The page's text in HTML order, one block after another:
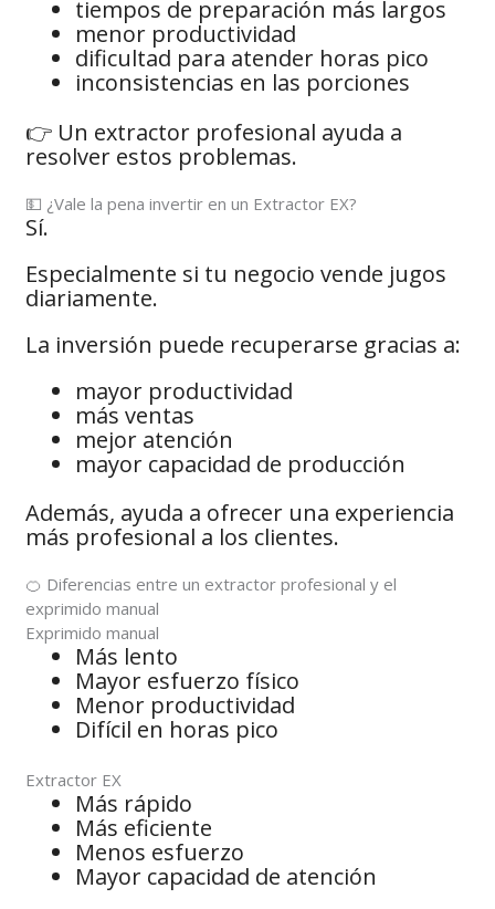
tiempos de preparación más largos
menor productividad
dificultad para atender horas pico
inconsistencias en las porciones
👉 Un extractor profesional ayuda a
resolver estos problemas.
💵 ¿Vale la pena invertir en un Extractor EX?
Sí.
Especialmente si tu negocio vende jugos
diariamente.
La inversión puede recuperarse gracias a:
mayor productividad
más ventas
mejor atención
mayor capacidad de producción
Además, ayuda a ofrecer una experiencia
más profesional a los clientes.
🍊 Diferencias entre un extractor profesional y el
exprimido manual
Exprimido manual
Más lento
Mayor esfuerzo físico
Menor productividad
Difícil en horas pico
Extractor EX
Más rápido
Más eficiente
Menos esfuerzo
Mayor capacidad de atención